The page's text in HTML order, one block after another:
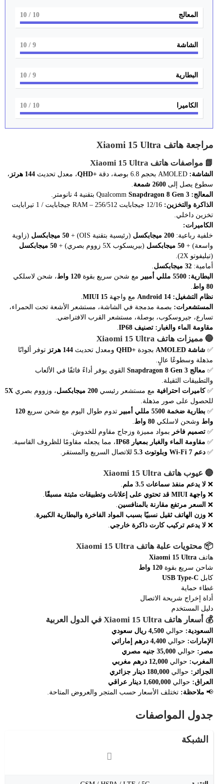
المعالج 10
/ 10
الشاشة 9
/ 10
البطارية 9
/ 10
الكاميرا 10
/ 10
مراجعة هاتف Xiaomi 15 Ultra
📗 مواصفات هاتف Xiaomi 15 Ultra
الشاشة: +QHD ، معدل تحديث 144 هرتز
،
سطوع يصل إلى 2600 شمعة
.
المعالج: Snapdragon 8 Gen 3
بتقنية 4 نانومتر.
الذاكرة والتخزين:
12/16 جيجابايت RAM – 256/512 جيجابايت / 1 تيرابايت
تخزين داخلي.
الكاميرات:
خلفية رباعية: 200 ميجابكسل (رئيسية بتقنية OIS) + 50 ميجابكسل
(زاوية
واسعة) + 50 ميجابكسل (بيريسكوب 5X زووم بصري) +
50 ميجابكسل
(تيليفوتو 2X).
أمامية: 32 ميجابكسل
.
البطارية: 5500 مللي أمبير مع شحن سريع بقوة 120 واط
، شحن لاسلكي
80 واط
.
نظام التشغيل: Android 14 مع واجهة MIUI 15
.
المستشعرات: بصمة مدمجة في الشاشة، مستشعر الأشعة تحت الحمراء،
تسارع، جيروسكوب، بوصلة، مستشعر القرب الافتراضي.
مقاومة الماء والغبار: تصنيف IP68 .
🔵 مميزات هاتف Xiaomi 15 Ultra
✅ شاشة AMOLED بجودة +QHD ومعدل تحديث 144 هرتز
توفر ألوانًا
مذهلة وسطوعًا عالٍ.
✅ معالج Snapdragon 8 Gen 3
القوي يوفر أداءً فائقًا في الألعاب
والتطبيقات الثقيلة.
✅كاميرات احترافية مع مستشعر رئيسي 200 ميجابكسل ، وزووم بصري 5X
للحصول على صور مذهلة.
✅ بطارية ضخمة 5500 مللي أمبير تدوم طوال اليوم مع شحن سريع 120
واط وشحن لاسلكي 80 واط
.
✅ تصميم فاخر بمواد مميزة وزجاج مقاوم للخدوش.
✅ مقاومة الماء والغبار بمعيار IP68
، مما يجعله مقاومًا للظروف القاسية.
✅ دعم Wi-Fi 7 وبلوتوث 5.3 للاتصال السريع والمستقر.
🔴 عيوب هاتف Xiaomi 15 Ultra
❌ لا يدعم منفذ سماعات 3.5 ملم
.
❌ واجهة MIUI قد تحتوي على إعلانات وتطبيقات مثبتة مسبقًا
.
❌ السعر مرتفع مقارنة بالمنافسين.
❌ وزن الهاتف ثقيل نسبيًا بسبب المواد الفاخرة والبطارية الكبيرة.
❌ لا يدعم تركيب كارت ذاكرة خارجي.
📦 محتويات علبة هاتف Xiaomi 15 Ultra
هاتف Xiaomi 15 Ultra
شاحن سريع بقوة 120 واط
كابل USB Type-C
غطاء حماية
أداة إخراج شريحة الاتصال
دليل المستخدم
💰 أسعار هاتف Xiaomi 15 Ultra في الدول العربية
السعودية: حوالي 4,500 ريال سعودي
الإمارات: حوالي 4,400 درهم إماراتي
مصر: حوالي 35,000 جنيه مصري
المغرب: حوالي 12,000 درهم مغربي
الجزائر: حوالي 180,000 دينار جزائري
العراق: حوالي 1,600,000 دينار عراقي
📢 ملاحظة: تختلف الأسعار حسب المتجر والعروض المتاحة.
جدول المواصفات
الشبكة